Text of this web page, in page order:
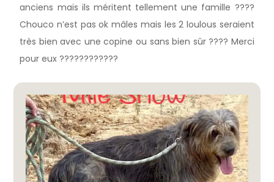
anciens mais ils méritent tellement une famille ????
Chouco n’est pas ok mâles mais les 2 loulous seraient
très bien avec une copine ou sans bien sûr ???? Merci
pour eux ????????????